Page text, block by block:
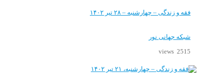
فقه و زندگی – چهارشنبه – ۲۸ تیر ۱۴۰۲
شبکه جهانی نور
2515 views